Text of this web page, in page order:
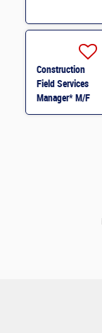
Construction
Field Services
Manager* M/F